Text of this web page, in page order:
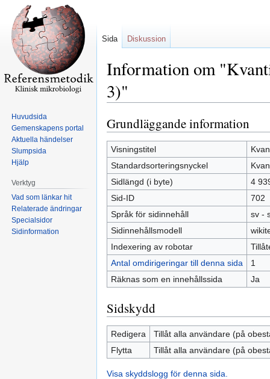
Information om
3)"
Hoppa
till
navigering
Hoppa
till
sök
Grundläggande information
Visningstitel
Standardsorteringsnyckel
Sidlängd (i byte)
4
Sid-ID
702
Språk för sidinnehåll
sv -
Sidinnehållsmodell
Indexering av robotar
Antal omdirigeringar till denna sida
1
Räknas som en innehållssida
Ja
Sidskydd
Redigera
Tillåt alla användare (på
Flytta
Tillåt alla användare (på
Visa skyddslogg för denna sida.
Sida Diskussion
Huvudsida
Gemenskapens portal
Aktuella händelser
Slumpsida
Hjälp
Verktyg
Vad som länkar hit
Relaterade ändringar
Specialsidor
Sidinformation